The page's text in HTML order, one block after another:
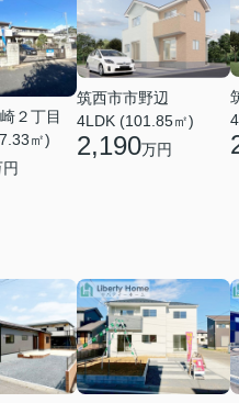
２丁目
㎡)
筑西市市野辺
4LDK (101.85㎡)
2,190万円